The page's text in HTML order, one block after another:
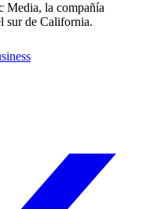
Media, la compañía
sur de California.